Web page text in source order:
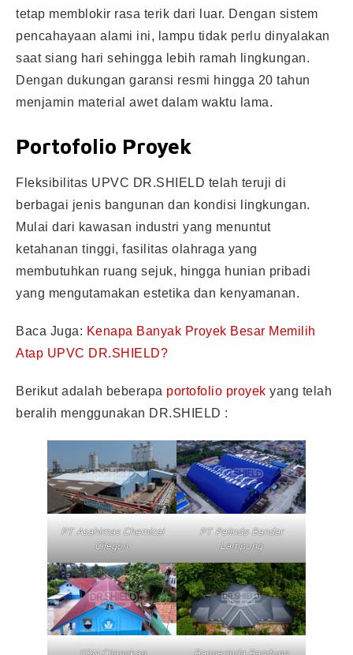
tetap memblokir rasa terik dari luar. Dengan sistem
pencahayaan alami ini, lampu tidak perlu dinyalakan
saat siang hari sehingga lebih ramah lingkungan.
Dengan dukungan garansi resmi hingga 20 tahun
menjamin material awet dalam waktu lama.
Portofolio Proyek
Fleksibilitas UPVC DR.SHIELD telah teruji di
berbagai jenis bangunan dan kondisi lingkungan.
Mulai dari kawasan industri yang menuntut
ketahanan tinggi, fasilitas olahraga yang
membutuhkan ruang sejuk, hingga hunian pribadi
yang mengutamakan estetika dan kenyamanan.
Baca Juga: Kenapa Banyak Proyek Besar Memilih
Atap UPVC DR.SHIELD?
Berikut adalah beberapa portofolio proyek yang telah
beralih menggunakan DR.SHIELD :
PT Asahimas Chemical
Cilegon.
PT Pelindo Bandar
Lampung